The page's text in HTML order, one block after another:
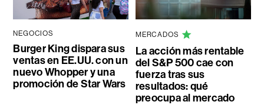
NEGOCIOS
Burger King dispara sus
ventas en EE.UU. con un
nuevo Whopper y una
promoción de Star Wars
MERCADOS
La acción más rentable
del S&P 500 cae con
fuerza tras sus
resultados: qué
preocupa al mercado